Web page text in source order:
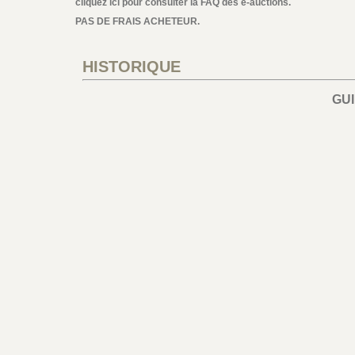
PAS DE FRAIS ACHETEUR.
HISTORIQUE